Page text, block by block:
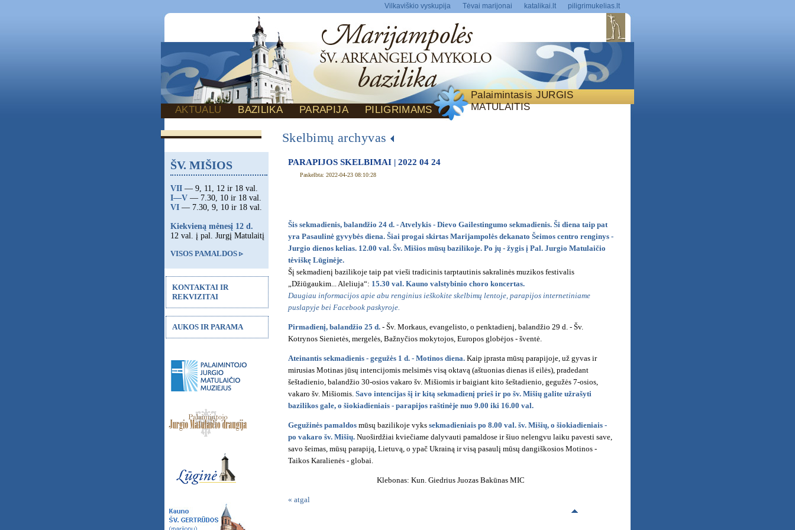
Vilkaviškio vyskupija Tėvai marijonai katalikai.lt piligrimukelias.lt
Palaimintasis JURGIS
MATULAITIS
AKTUALU BAZILIKA PARAPIJA PILIGRIMAMS
Skelbimų archyvas
PARAPIJOS SKELBIMAI | 2022 04 24
Paskelbta: 2022-04-23 08:10:28
Šis sekmadienis, balandžio 24 d. - Atvelykis - Dievo Gailestingumo sekmadienis. Ši diena taip pat
yra Pasaulinė gyvybės diena. Šiai progai skirtas Marijampolės dekanato Šeimos centro renginys -
Jurgio dienos kelias. 12.00 val. Šv. Mišios mūsų bazilikoje. Po jų - žygis į Pal. Jurgio Matulaičio
tėviškę Lūginėje.
Šį sekmadienį bazilikoje taip pat vieši tradicinis tarptautinis sakralinės muzikos festivalis
„Džiūgaukim... Aleliuja“: 15.30 val. Kauno valstybinio choro koncertas.
Daugiau informacijos apie abu renginius ieškokite skelbimų lentoje, parapijos internetiniame
puslapyje bei Facebook paskyroje.
Pirmadienį, balandžio 25 d. - Šv. Morkaus, evangelisto, o penktadienį, balandžio 29 d. - Šv.
Kotrynos Sienietės, mergelės, Bažnyčios mokytojos, Europos globėjos - šventė.
Ateinantis sekmadienis - gegužės 1 d. - Motinos diena. Kaip įprasta mūsų parapijoje, už gyvas ir
mirusias Motinas jūsų intencijomis melsimės visą oktavą (aštuonias dienas iš eilės), pradedant
šeštadienio, balandžio 30-osios vakaro šv. Mišiomis ir baigiant kito šeštadienio, gegužės 7-osios,
vakaro šv. Mišiomis. Savo intencijas šį ir kitą sekmadienį prieš ir po šv. Mišių galite užrašyti
bazilikos gale, o šiokiadieniais - parapijos raštinėje nuo 9.00 iki 16.00 val.
Gegužinės pamaldos mūsų bazilikoje vyks sekmadieniais po 8.00 val. šv. Mišių, o šiokiadieniais -
po vakaro šv. Mišių. Nuoširdžiai kviečiame dalyvauti pamaldose ir šiuo nelengvu laiku pavesti save,
savo šeimas, mūsų parapiją, Lietuvą, o ypač Ukrainą ir visą pasaulį mūsų dangiškosios Motinos -
Taikos Karalienės - globai.
Klebonas: Kun. Giedrius Juozas Bakūnas MIC
« atgal
ŠV. MIŠIOS
VII — 9, 11, 12 ir 18 val.
I—V — 7.30, 10 ir 18 val.
VI — 7.30, 9, 10 ir 18 val.
Kiekvieną mėnesį 12 d.
12 val. į pal. Jurgį Matulaitį
VISOS PAMALDOS ▹
KONTAKTAI IR
REKVIZITAI
AUKOS IR PARAMA